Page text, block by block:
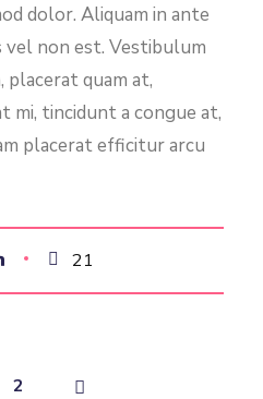
dolor. Aliquam in ante
non est. Vestibulum
quam at,
mi, tincidunt a congue at,
placerat efficitur arcu
21
2